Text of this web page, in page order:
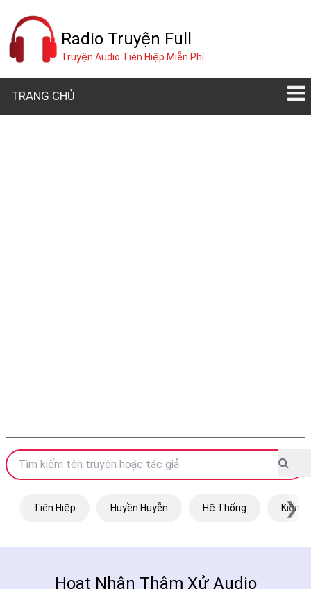
Radio Truyện Full
Truyện Audio Tiên Hiệp Miễn Phí
TRANG CHỦ
Tiên Hiệp Huyền Huyễn Hệ Thống Kiếm
❯
Hoạt Nhân Thâm Xử Audio